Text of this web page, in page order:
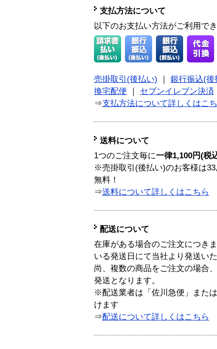
支払方法について
以下のお支払い方法がご利用で
売掛取引(後払い)
銀行振込(後
換宅配便
セブンイレブン決済
⇒支払方法について詳しくはこ
送料について
1つのご注文毎に一律1,100円(税
※売掛取引(後払い)のお客様は
無料！
⇒送料について詳しくはこちら
配送について
在庫がある場合のご注文につき
いる発送日にて当社より発送い
尚、複数の商品をご注文の場合
発送となります。
※配送業者は「佐川急便」また
けます
⇒配送について詳しくはこちら